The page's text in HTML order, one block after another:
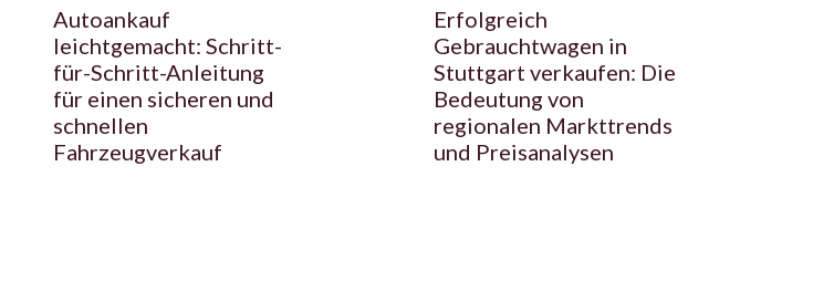
Autoankauf
leichtgemacht: Schritt-
für-Schritt-Anleitung
für einen sicheren und
schnellen
Fahrzeugverkauf
Erfolgreich
Gebrauchtwagen in
Stuttgart verkaufen: Die
Bedeutung von
regionalen Markttrends
und Preisanalysen